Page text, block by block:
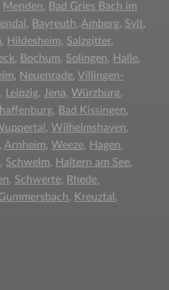
Menden, Bad Gries Bach im
, Bayreuth, Amberg, Sylt,
, Hildesheim, Salzgitter,
, Bochum, Solingen, Halle,
, Neuenrade,Villingen-
, Leipzig, Jena,Würzburg,
, Bad Kissingen,
,Wilhelmshaven,
, Arnheim,Weeze, Hagen,
, Schwelm, Haltern am See,
, Schwerte, Rhede,
, Kreuztal ,